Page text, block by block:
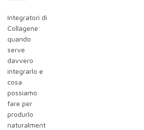
Integratori di
Collagene:
quando
serve
davvero
integrarlo e
cosa
possiamo
fare per
produrlo
naturalment